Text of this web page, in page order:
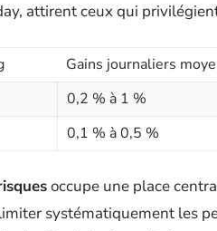
attirent ceux qui
Gains journaliers
0,2 % à 1 %
0,1 % à 0,5 %
occupe une place
systématiquement les